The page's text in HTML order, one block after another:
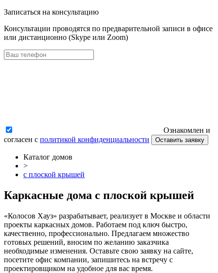
Записаться на консультацию
Консультации проводятся по предварительной записи в офисе
или дистанционно (Skype или Zoom)
Ознакомлен и
согласен с политикой конфиденциальности Оставить заявку
Каталог домов
>
c плоской крышей
Каркасные дома c плоской крышей
«Колосов Хауз» разрабатывает, реализует в Москве и области
проекты каркасных домов. Работаем под ключ быстро,
качественно, профессионально. Предлагаем множество
готовых решений, вносим по желанию заказчика
необходимые изменения. Оставьте свою заявку на сайте,
посетите офис компании, запишитесь на встречу с
проектировщиком на удобное для вас время.